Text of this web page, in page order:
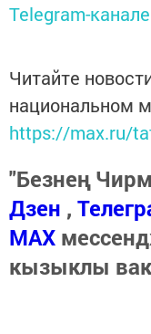
Telegram-канале
Читайте
национальном
https://max.ru/
"Безнең
Дзен ,
МАХ
кызыклы